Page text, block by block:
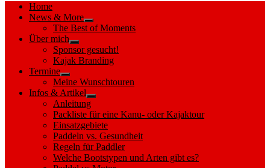
Home
News & More
Show
sub
The Best of Moments
Über mich
Show
sub
menu
Sponsor gesucht!
Kajak Branding
Termine
Show
sub
menu
Meine Wunschtouren
Infos & Artikel
Show
sub
menu
Anleitung
Packliste für eine Kanu- oder Kajaktour
Einsatzgebiete
Paddeln vs. Gesundheit
Regeln für Paddler
Welche Bootstypen und Arten gibt es?